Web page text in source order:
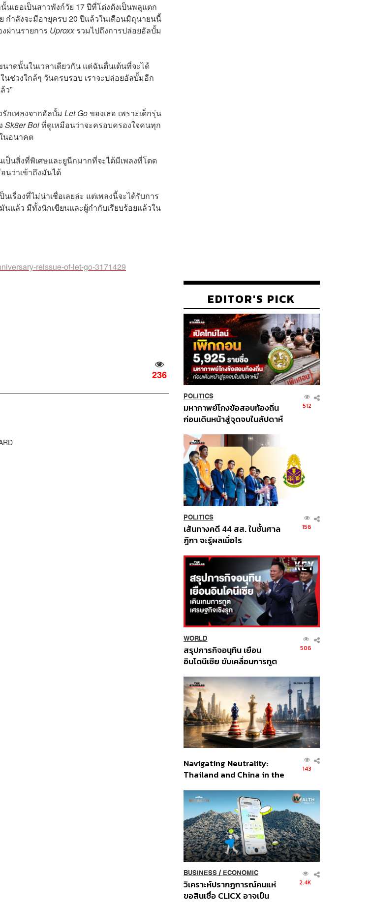
เธอเป็นสาวพังก์วัย 17 ปีที่โด่งดังเป็นพลุแตก
กำลังจะมีอายุครบ 20 ปีแล้วในเดือนมิถุนายนนี้
ผ่านรายการ Uproxxรวมไปถึงการปล่อยอัลบั้ม
นาดนั้นในเวลาเดียวกัน แต่ฉันตื่นเต้นที่จะได้
นช่วงใกล้ๆ วันครบรอบ เราจะปล่อยอัลบั้มอีก
ว”
กเพลงจากอัลบั้ม Let Goของเธอ เพราะเด็กรุ่น
Sk8er Boiที่ดูเหมือนว่าจะครอบครองใจคนทุก
นอนาคต
นสิ่งที่พิเศษและยูนีกมากที่จะได้มีเพลงที่โดด
นว่าเข้าถึงมันได้
เรื่องที่ไม่น่าเชื่อเลยล่ะ แต่เพลงนี้จะได้รับการ
ล้ว มีทั้งนักเขียนและผู้กำกับเรียบร้อยแล้วใน
reissue-of-let-go-3171429
236
EDITOR'S PICK
POLITICS
มหากาพย์โกงข้อสอบท้องถิ่น
ก่อนเดินหน้าสู่จุดจบในสัปดาห์
512
POLITICS
เส้นทางคดี 44 สส. ในชั้นศาล
ฎีกา จะรู้ผลเมื่อไร
156
WORLD
สรุปภารกิจอนุทิน เยือน
อินโดนีเซีย ขับเคลื่อนการทูต
ส่วนยุทธศาสตร์ไทย –
อินโดนีเซีย
506
Navigating Neutrality:
Thailand and China in the
Order
143
BUSINESS/ ECONOMIC
วิเคราะห์ปรากฏการณ์คนแห่
ขอสินเชื่อ CLICX อาจเป็น
2.4K